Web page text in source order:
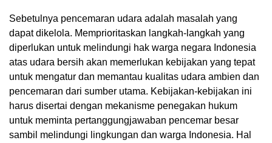
Sebetulnya pencemaran udara adalah masalah yang
dapat dikelola. Memprioritaskan langkah-langkah yang
diperlukan untuk melindungi hak warga negara Indonesia
atas udara bersih akan memerlukan kebijakan yang tepat
untuk mengatur dan memantau kualitas udara ambien dan
pencemaran dari sumber utama. Kebijakan-kebijakan ini
harus disertai dengan mekanisme penegakan hukum
untuk meminta pertanggungjawaban pencemar besar
sambil melindungi lingkungan dan warga Indonesia. Hal